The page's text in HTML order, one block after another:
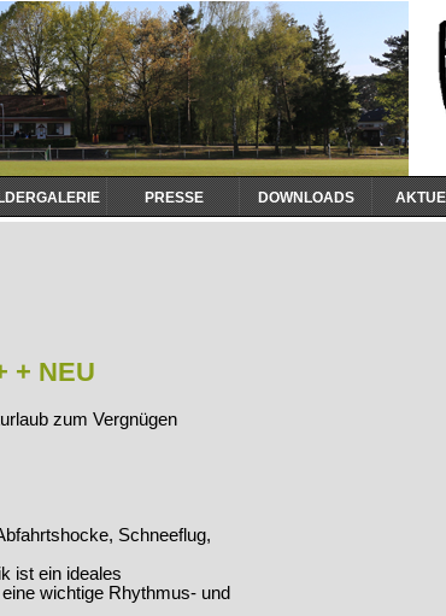
PRESSE DOWNLOADS
+ NEU
zum Vergnügen
Schneeflug,
ist ein ideales
wichtige Rhythmus- und